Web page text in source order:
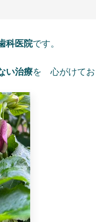
科医院です。
い治療を 心がけてお